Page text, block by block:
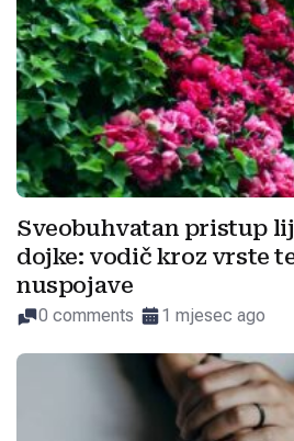
Sveobuhvatan pristup
dojke: vodič kroz vrste
nuspojave
0 comments 1 mjesec ago